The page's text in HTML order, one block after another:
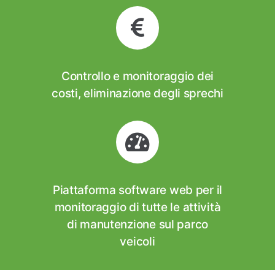
Controllo e monitoraggio dei
costi, eliminazione degli sprechi
Piattaforma software web per il
monitoraggio di tutte le attività
di manutenzione sul parco
veicoli